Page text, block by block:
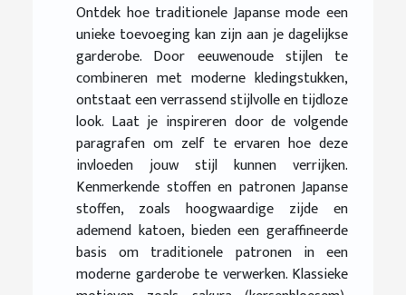
Ontdek hoe traditionele Japanse mode een
unieke toevoeging kan zijn aan je dagelijkse
garderobe. Door eeuwenoude stijlen te
combineren met moderne kledingstukken,
ontstaat een verrassend stijlvolle en tijdloze
look. Laat je inspireren door de volgende
paragrafen om zelf te ervaren hoe deze
invloeden jouw stijl kunnen verrijken.
Kenmerkende stoffen en patronen Japanse
stoffen, zoals hoogwaardige zijde en
ademend katoen, bieden een geraffineerde
basis om traditionele patronen in een
moderne garderobe te verwerken. Klassieke